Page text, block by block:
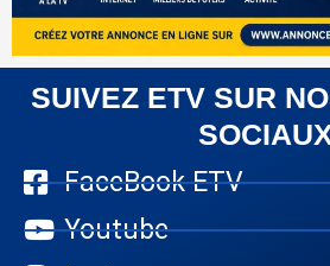
SUIVEZ ETV SUR
FaceBook ETV
Youtube